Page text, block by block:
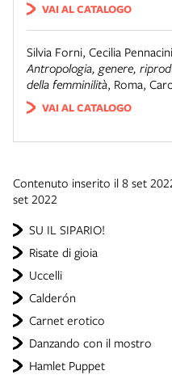
SU IL SIPARIO!
Risate di gioia
Uccelli
Calderón
Carnet erotico
Danzando con il mostro
Hamlet Puppet
VAI AL CATALOGO
Silvia Forni, Cecilia
Antropologia, genere,
della femminilità, Roma,
VAI AL CATALOGO
Contenuto inserito il 8 set
set 2022